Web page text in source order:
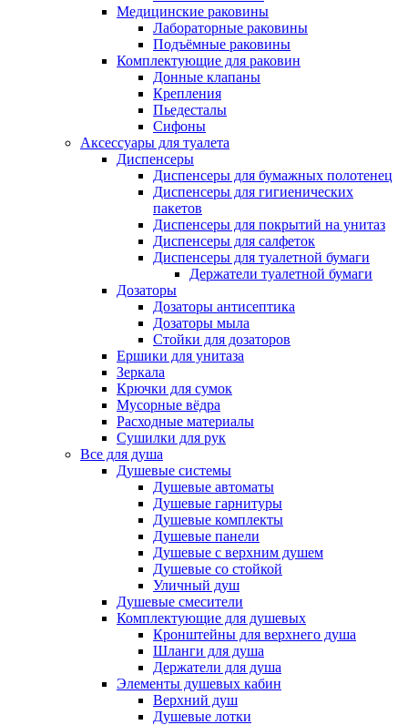
Медицинские раковины
Лабораторные раковины
Подъёмные раковины
Комплектующие для раковин
Донные клапаны
Крепления
Пьедесталы
Сифоны
Аксессуары для туалета
Диспенсеры
Диспенсеры для бумажных полотенец
Диспенсеры для гигиенических
пакетов
Диспенсеры для покрытий на унитаз
Диспенсеры для салфеток
Диспенсеры для туалетной бумаги
Держатели туалетной бумаги
Дозаторы
Дозаторы антисептика
Дозаторы мыла
Стойки для дозаторов
Ершики для унитаза
Зеркала
Крючки для сумок
Мусорные вёдра
Расходные материалы
Сушилки для рук
Все для душа
Душевые системы
Душевые автоматы
Душевые гарнитуры
Душевые комплекты
Душевые панели
Душевые с верхним душем
Душевые со стойкой
Уличный душ
Душевые смесители
Комплектующие для душевых
Кронштейны для верхнего душа
Шланги для душа
Держатели для душа
Элементы душевых кабин
Верхний душ
Душевые лотки